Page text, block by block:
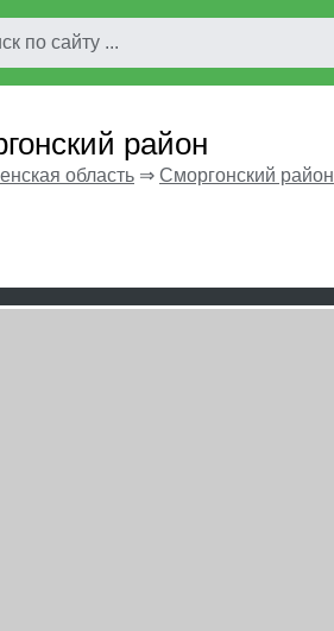
район
область ⇒ Сморгонский район